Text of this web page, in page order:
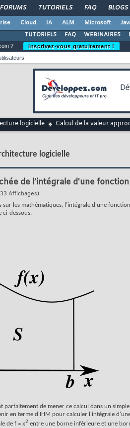
FORUMS TUTORIELS FAQ BLOGS
Cloud IA ALM Microsoft
TUTORIELS
FAQ WEBINAIRES
?
Inscrivez-vous gratuitement !
logicielle Calcul de la valeur
logicielle
de l’intégrale d'une
Affichages)
les mathématiques, l’intégrale d'une
ci-dessous.
parfaitement de mener ce calcul dans un
en terme d'IHM pour calculer l'intégrale
de f = x2 entre une borne inférieure et une